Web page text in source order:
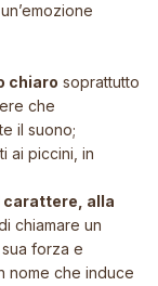
chiaro soprattutto
che
il suono;
ai piccini, in
carattere, alla
chiamare un
forza e
nome che induce